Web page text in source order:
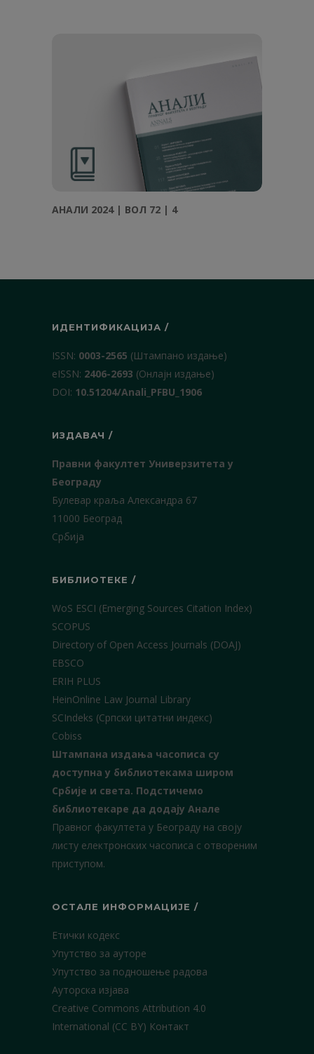
АНАЛИ 2024 | ВОЛ 72 | 4
ИДЕНТИФИКАЦИЈА /
ISSN: 0003-2565 (Штампано издање)
еISSN: 2406-2693 (Онлајн издање)
DOI: 10.51204/Anali_PFBU_1906
ИЗДАВАЧ /
Правни факултет Универзитета у
Београду
Булевар краља Александра 67
11000 Београд
Србија
БИБЛИОТЕКЕ /
WoS ESCI (Emerging Sources Citation Index)
SCOPUS
Directory of Open Access Journals (DOAJ)
EBSCO
ERIH PLUS
HeinOnline Law Journal Library
SCIndeks (Српски цитатни индекс)
Cobiss
Штампана издања часописа су
доступна у библиотекама широм
Србије и света. Подстичемо
библиотекаре да додају Анале
Правног факултета у Београду на своју
листу електронских часописа с отвореним
приступом.
ОСТАЛЕ ИНФОРМАЦИЈЕ /
Етички кодекс
Упутство за ауторе
Упутство за подношење радова
Ауторска изјава
Creative Commons Attribution 4.0
International (CC BY) Контакт